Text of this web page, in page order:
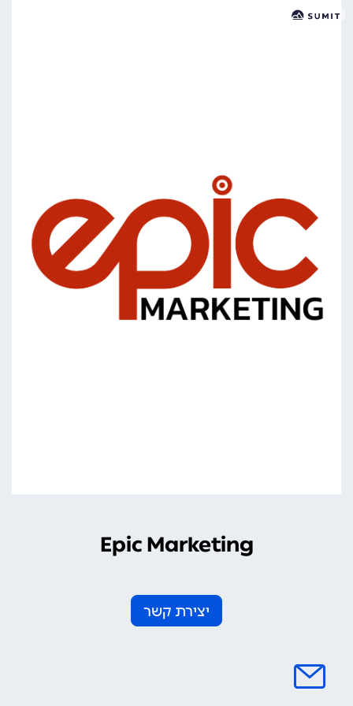
Epic Marketing
יצירת קשר